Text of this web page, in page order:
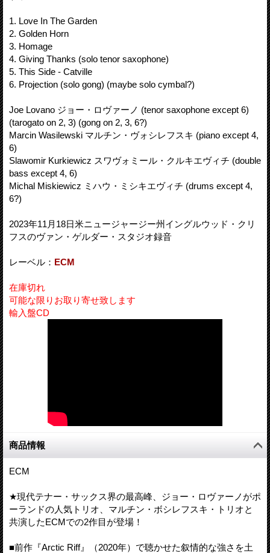
1. Love In The Garden
2. Golden Horn
3. Homage
4. Giving Thanks (solo tenor saxophone)
5. This Side - Catville
6. Projection (solo gong) (maybe solo cymbal?)
Joe Lovano ジョー・ロヴァーノ (tenor saxophone except 6)
(tarogato on 2, 3) (gong on 2, 3, 6?)
Marcin Wasilewski マルチン・ヴォシレフスキ (piano except 4,
6)
Slawomir Kurkiewicz スワヴォミール・クルキエヴィチ (double
bass except 4, 6)
Michal Miskiewicz ミハウ・ミシキエヴィチ (drums except 4,
6?)
2023年11月18日米ニュージャージー州イングルウッド・クリ
フスのヴァン・ゲルダー・スタジオ録音
レーベル： ECM
在庫切れ
可能な限りお取り寄せ致します
輸入盤CD
商品情報
ECM
★現代テナー・サックス界の最高峰、ジョー・ロヴァーノがポ
ーランドの人気トリオ、マルチン・ボシレフスキ・トリオと
共演したECMでの2作目が登場！
■前作『Arctic Riff』（2020年）で聴かせた叙情的な強さを土